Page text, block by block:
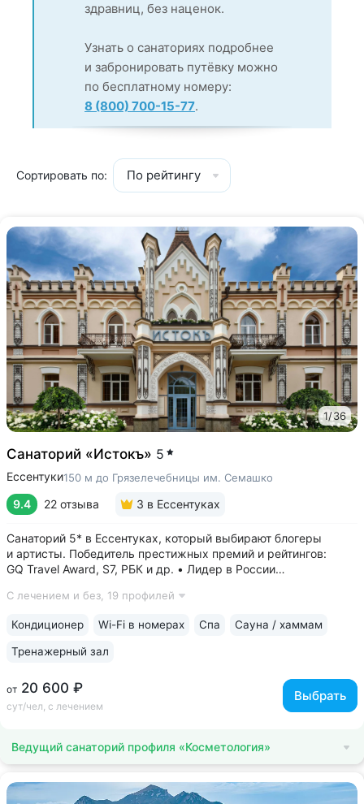
здравниц, без наценок.
Узнать о санаториях подробнее
и забронировать путёвку можно
по бесплатному номеру:
8 (800) 700-15-77.
Сортировать по: По рейтингу
1/36
Санаторий «Истокъ» 5
Ессентуки150 м до Грязелечебницы им. Семашко
9.4 22 отзыва 3 в Ессентуках
Санаторий 5* в Ессентуках, который выбирают блогеры
и артисты. Победитель престижных премий и рейтингов:
GQ Travel Award, S7, РБК и др. • Лидер в России
целлюлита и вен «Эндосфера», коррекция фигуры Tesla
С лечением и без, 19 профилей
от 20 600 ₽
сут/чел, с лечением
Выбрать
Кондиционер Wi-Fi в номерах Спа Сауна / хаммам
Тренажерный зал
Ведущий санаторий профиля «Косметология»